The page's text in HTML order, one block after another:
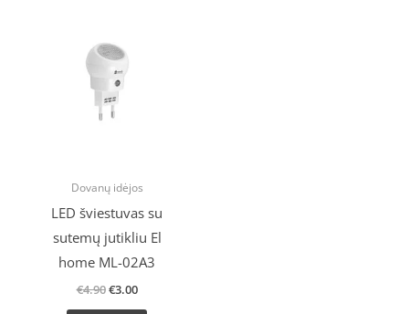
Dovanų idėjos
LED šviestuvas su
sutemų jutikliu El
home ML-02A3
€4.90
€4.90.
€3.00